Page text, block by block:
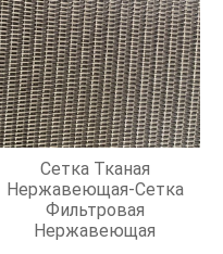
Сетка Тканая
Нержавеющая-Сетка
Фильтровая
Нержавеющая